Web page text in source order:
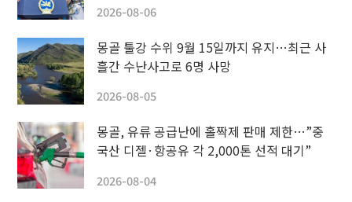
2026-08-06
몽골 툴강 수위 9월 15일까지 유지…최근 사
흘간 수난사고로 6명 사망
2026-08-05
몽골, 유류 공급난에 홀짝제 판매 제한…”중
국산 디젤·항공유 각 2,000톤 선적 대기”
2026-08-04